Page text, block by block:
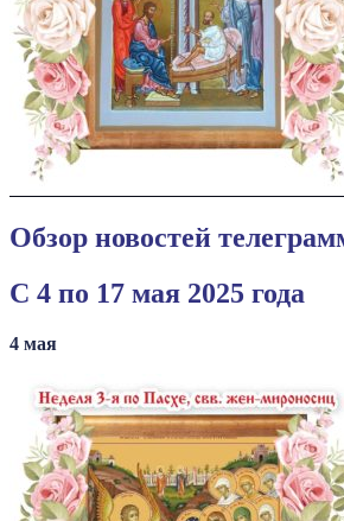
Обзор новостей
C 4 по 17 мая 2025 года
4 мая